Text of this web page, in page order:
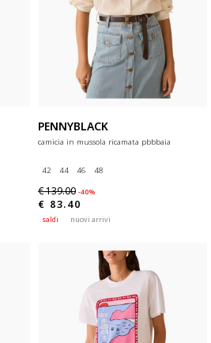
PENNYBLACK
camicia in mussola ricamata pbbbaia
42 44 46 48
€ 139.00 -40%
€ 83.40
saldi nuovi arrivi